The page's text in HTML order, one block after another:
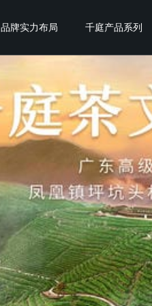
品牌实力布局 千庭产品系列